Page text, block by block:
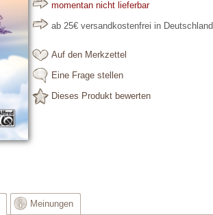
momentan nicht lieferbar
ab 25€ versandkostenfrei in Deutschland
Auf den Merkzettel
Eine Frage stellen
Dieses Produkt bewerten
Meinungen